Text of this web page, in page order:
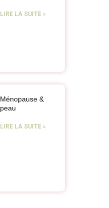
LIRE LA SUITE »
Ménopause &
peau
LIRE LA SUITE »